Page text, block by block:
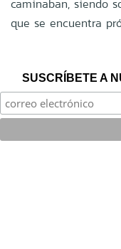
caminaban, siendo
que se encuentra
SUSCRÍBETE A